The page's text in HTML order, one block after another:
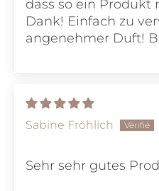
dass so ein Produkt
Dank! Einfach zu
angenehmer Duft!
Sabine Fröhlich
Sehr sehr gutes